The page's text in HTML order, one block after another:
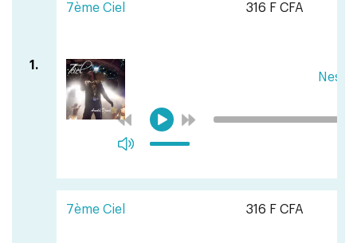
7ème Ciel 316 F CFA
1.
7ème Ciel 316 F CFA